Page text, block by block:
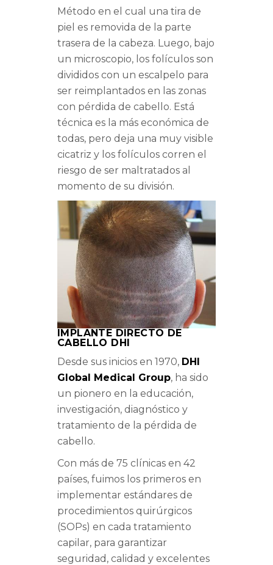
Método en el cual una tira de
piel es removida de la parte
trasera de la cabeza. Luego, bajo
un microscopio, los folículos son
divididos con un escalpelo para
ser reimplantados en las zonas
con pérdida de cabello. Está
técnica es la más económica de
todas, pero deja una muy visible
cicatriz y los folículos corren el
riesgo de ser maltratados al
momento de su división.
IMPLANTE DIRECTO DE
CABELLO DHI
Desde sus inicios en 1970, DHI
Global Medical Group, ha sido
un pionero en la educación,
investigación, diagnóstico y
tratamiento de la pérdida de
cabello.
Con más de 75 clínicas en 42
países, fuimos los primeros en
implementar estándares de
procedimientos quirúrgicos
(SOPs) en cada tratamiento
capilar, para garantizar
seguridad, calidad y excelentes